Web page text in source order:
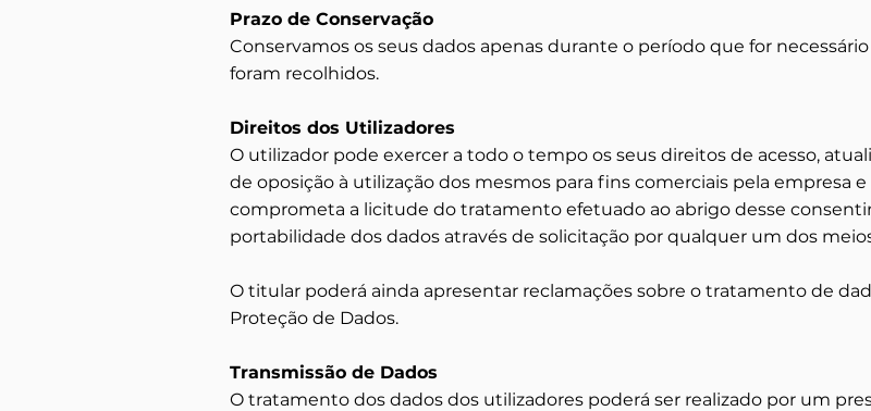
Prazo de Conservação
Conservamos os seus dados apenas durante o período que for
foram recolhidos.
Direitos dos Utilizadores
O utilizador pode exercer a todo o tempo os seus direitos de acesso,
de oposição à utilização dos mesmos para fins comerciais pela empresa
comprometa a licitude do tratamento efetuado ao abrigo desse
portabilidade dos dados através de solicitação por qualquer um dos
O titular poderá ainda apresentar reclamações sobre o tratamento de
Proteção de Dados.
Transmissão de Dados
O tratamento dos dados dos utilizadores poderá ser realizado por um